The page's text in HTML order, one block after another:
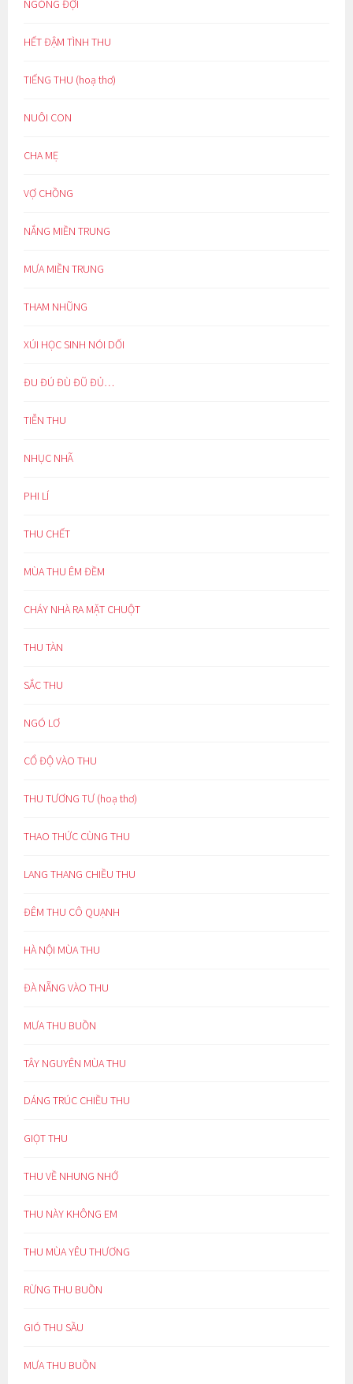
NGÓNG ĐỢI
HẾT ĐẬM TÌNH THU
TIẾNG THU (hoạ thơ)
NUÔI CON
CHA MẸ
VỢ CHỒNG
NẮNG MIỀN TRUNG
MƯA MIỀN TRUNG
THAM NHŨNG
XÚI HỌC SINH NÓI DỐI
ĐU ĐÚ ĐÙ ĐŨ ĐỦ…
TIỄN THU
NHỤC NHÃ
PHI LÍ
THU CHẾT
MÙA THU ÊM ĐỀM
CHÁY NHÀ RA MẶT CHUỘT
THU TÀN
SẮC THU
NGÓ LƠ
CỔ ĐỘ VÀO THU
THU TƯƠNG TƯ (hoạ thơ)
THAO THỨC CÙNG THU
LANG THANG CHIỀU THU
ĐÊM THU CÔ QUẠNH
HÀ NỘI MÙA THU
ĐÀ NẴNG VÀO THU
MƯA THU BUỒN
TÂY NGUYÊN MÙA THU
DÁNG TRÚC CHIỀU THU
GIỌT THU
THU VỀ NHUNG NHỚ
THU NÀY KHÔNG EM
THU MÙA YÊU THƯƠNG
RỪNG THU BUỒN
GIÓ THU SẦU
MƯA THU BUỒN